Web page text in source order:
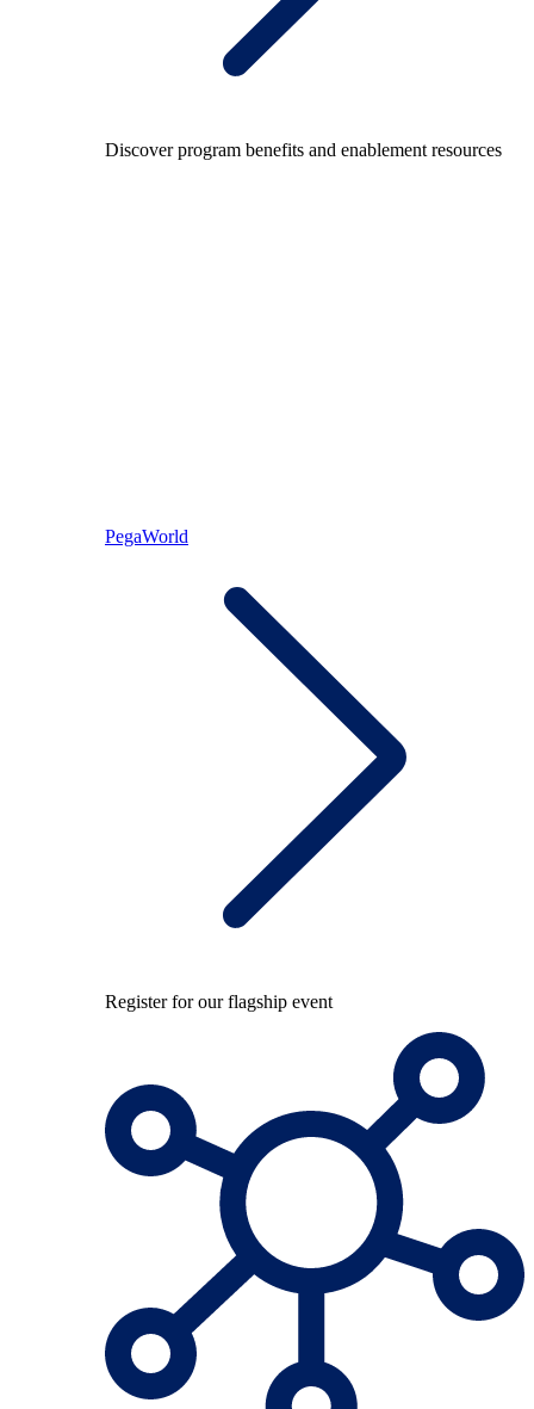
Discover program benefits and enablement resources
PegaWorld
Register for our flagship event